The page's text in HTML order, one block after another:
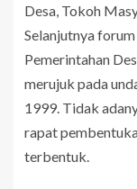
Desa, Tokoh
Selanjutnya
Pemerintahan
merujuk pada
1999. Tidak
rapat
terbentuk.